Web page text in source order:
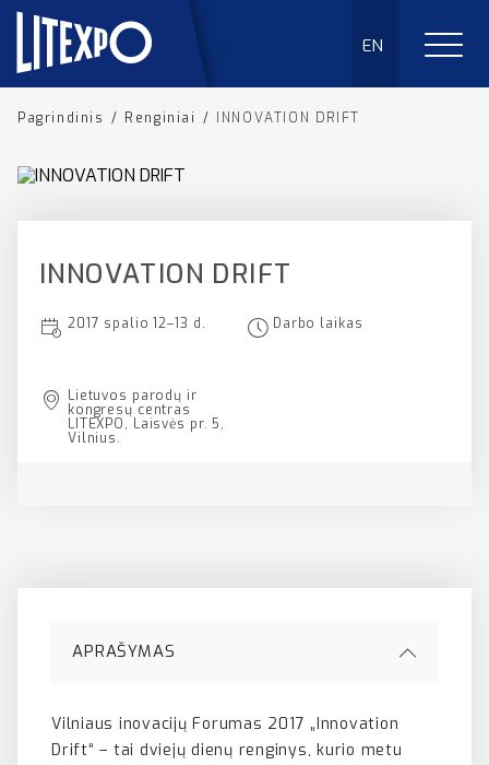
EN
Pagrindinis / Renginiai / INNOVATION DRIFT
INNOVATION DRIFT
2017 spalio 12–13 d. Darbo laikas
Lietuvos parodų ir
kongresų centras
LITEXPO, Laisvės pr. 5,
Vilnius.
APRAŠYMAS
Vilniaus inovacijų Forumas 2017 „Innovation
Drift“ – tai dviejų dienų renginys, kurio metu